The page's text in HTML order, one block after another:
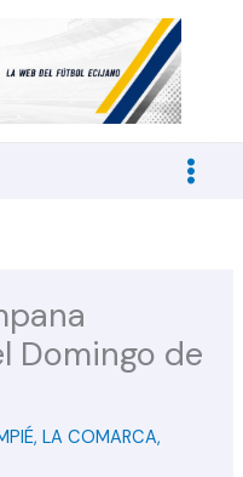
Domingo de
,LA COMARCA,